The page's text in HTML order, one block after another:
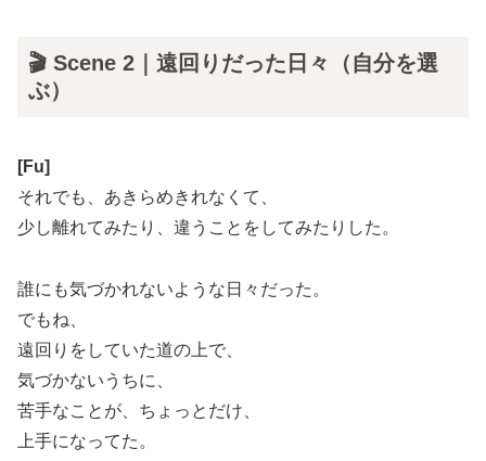
🎬 Scene 2｜遠回りだった日々（自分を選
ぶ）
[Fu]
それでも、あきらめきれなくて、
少し離れてみたり、違うことをしてみたりした。
誰にも気づかれないような日々だった。
でもね、
遠回りをしていた道の上で、
気づかないうちに、
苦手なことが、ちょっとだけ、
上手になってた。